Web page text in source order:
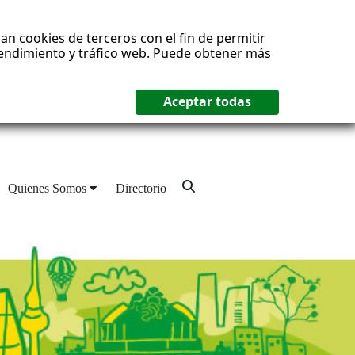
cookies de terceros con el fin de permitir
y tráfico web. Puede obtener más
Quienes Somos Directorio